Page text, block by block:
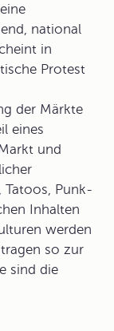
national
in
Protest
der Märkte
eines
und
Tatoos, Punk-
Inhalten
werden
so zur
sind die